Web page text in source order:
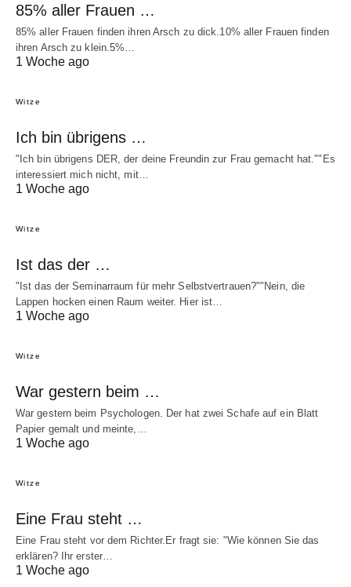
85% aller Frauen …
85% aller Frauen finden ihren Arsch zu dick.10% aller Frauen finden
ihren Arsch zu klein.5%…
1 Woche ago
Witze
Ich bin übrigens …
"Ich bin übrigens DER, der deine Freundin zur Frau gemacht hat.""Es
interessiert mich nicht, mit…
1 Woche ago
Witze
Ist das der …
"Ist das der Seminarraum für mehr Selbstvertrauen?""Nein, die
Lappen hocken einen Raum weiter. Hier ist…
1 Woche ago
Witze
War gestern beim …
War gestern beim Psychologen. Der hat zwei Schafe auf ein Blatt
Papier gemalt und meinte,…
1 Woche ago
Witze
Eine Frau steht …
Eine Frau steht vor dem Richter.Er fragt sie: "Wie können Sie das
erklären? Ihr erster…
1 Woche ago